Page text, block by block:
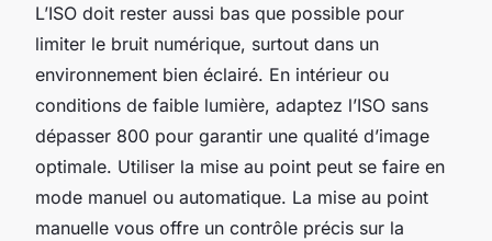
L’ISO doit rester aussi bas que possible pour
limiter le bruit numérique, surtout dans un
environnement bien éclairé. En intérieur ou
conditions de faible lumière, adaptez l’ISO sans
dépasser 800 pour garantir une qualité d’image
optimale. Utiliser la mise au point peut se faire en
mode manuel ou automatique. La mise au point
manuelle vous offre un contrôle précis sur la